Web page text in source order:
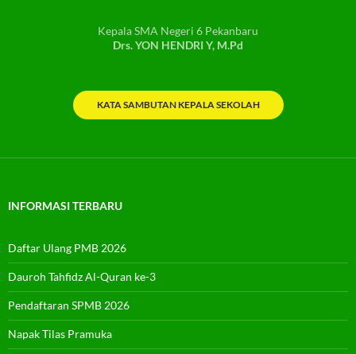
Kepala SMA Negeri 6 Pekanbaru
Drs. YON HENDRI Y, M.Pd
KATA SAMBUTAN KEPALA SEKOLAH
INFORMASI TERBARU
Daftar Ulang PMB 2026
Dauroh Tahfidz Al-Quran ke-3
Pendaftaran SPMB 2026
Napak Tilas Pramuka